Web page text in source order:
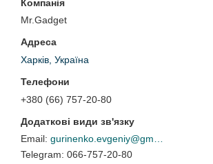
Mr.Gadget
Харків, Україна
+380 (66) 757-20-80
066-757-20-80